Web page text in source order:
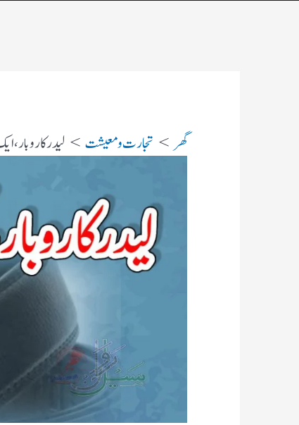
گھر تجارت و معیشت